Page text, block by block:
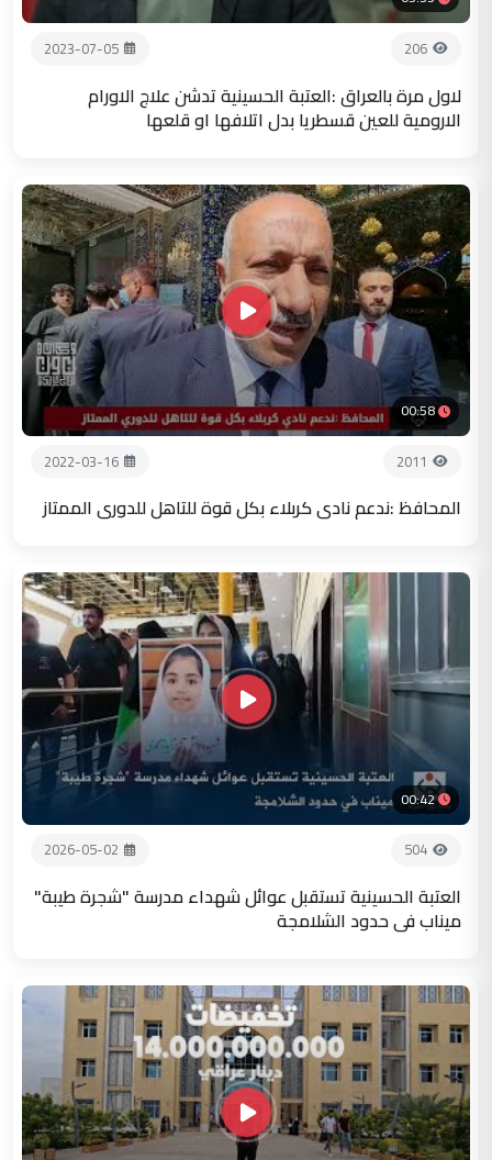
206
2023-07-05
لاول مرة بالعراق :العتبة الحسينية تدشن علاج الاورام
الارومية للعين قسطريا بدل اتلافها او قلعها
00:58
2011
2022-03-16
المحافظ :ندعم نادي كربلاء بكل قوة للتاهل للدوري الممتاز
00:42
504
2026-05-02
العتبة الحسينية تستقبل عوائل شهداء مدرسة "شجرة طيبة"
ميناب في حدود الشلامجة